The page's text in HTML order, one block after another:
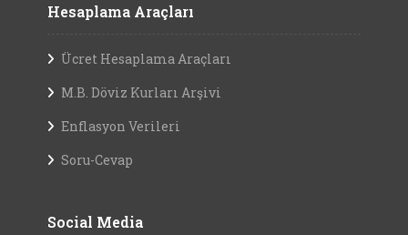
Hesaplama Araçları
Ücret Hesaplama Araçları
M.B. Döviz Kurları Arşivi
Enflasyon Verileri
Soru-Cevap
Social Media